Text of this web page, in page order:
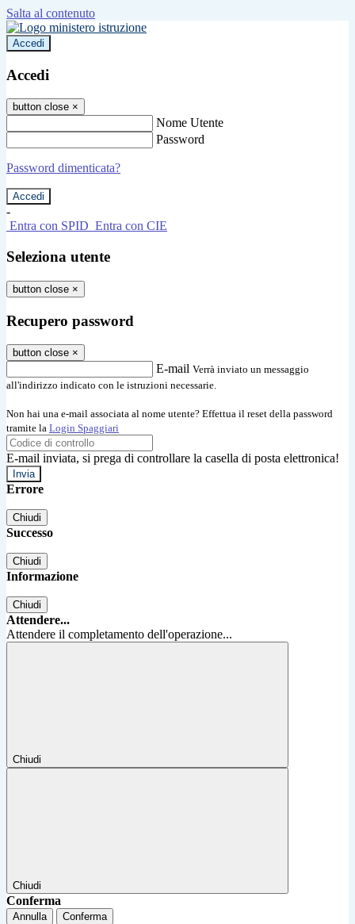
Salta al contenuto
Accedi
Accedi
button close ×
Nome Utente
Password
Password dimenticata?
-
Entra con SPID Entra con CIE
Seleziona utente
button close ×
Recupero password
button close ×
E-mail Verrà inviato un messaggio
all'indirizzo indicato con le istruzioni necessarie.
Non hai una e-mail associata al nome utente? Effettua il reset della password
tramite la Login Spaggiari
E-mail inviata, si prega di controllare la casella di posta elettronica!
Errore
Chiudi
Successo
Chiudi
Informazione
Chiudi
Attendere...
Attendere il completamento dell'operazione...
Chiudi
Chiudi
Conferma
Annulla Conferma